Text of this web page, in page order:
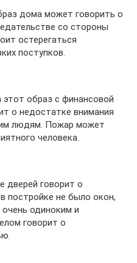
дома может говорить о
со стороны
остерегаться
поступков.
образ с финансовой
о недостатке внимания
людям. Пожар может
человека.
дверей говорит о
постройке не было окон,
одиноким и
говорит о